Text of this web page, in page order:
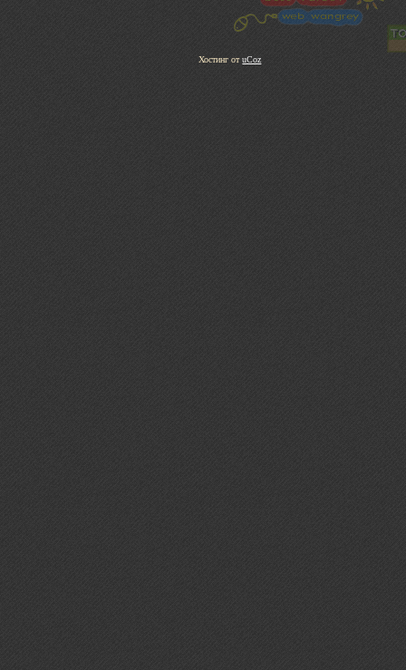
Хостинг отuCoz